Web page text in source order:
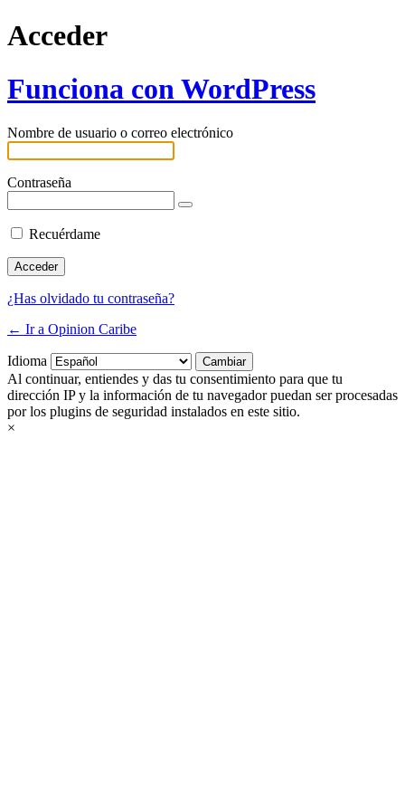
Acceder
Funciona con WordPress
Nombre de usuario o correo electrónico
Contraseña
Recuérdame
¿Has olvidado tu contraseña?
← Ir a Opinion Caribe
Idioma
Al continuar, entiendes y das tu consentimiento para que tu
dirección IP y la información de tu navegador puedan ser procesadas
por los plugins de seguridad instalados en este sitio.
×